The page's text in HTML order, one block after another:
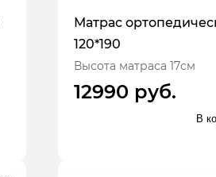
Матрас
120*190
Высота матраса 17см
12990 руб.
В